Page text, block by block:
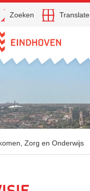
inhoud
Open
Zoeken Translate
Zorg en Onderwijs